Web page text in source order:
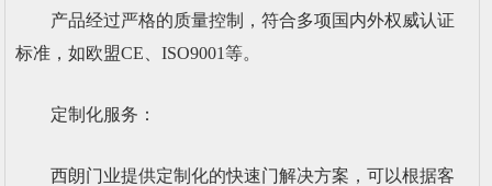
产品经过严格的质量控制，符合多项国内外权威认证
标准，如欧盟CE、ISO9001等。
定制化服务：
西朗门业提供定制化的快速门解决方案，可以根据客